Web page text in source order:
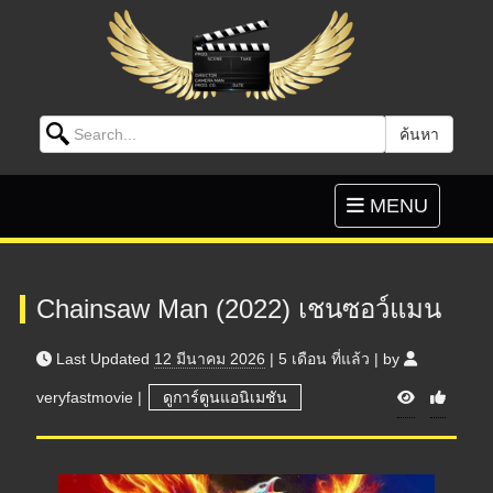
Search for: ค้นหา
Toggle
navigation
MENU
Chainsaw Man (2022) เชนซอว์แมน
Last Updated 12 มีนาคม 2026 | 5 เดือน ที่แล้ว | by
veryfastmovie | ดูการ์ตูนแอนิเมชัน V
i
e